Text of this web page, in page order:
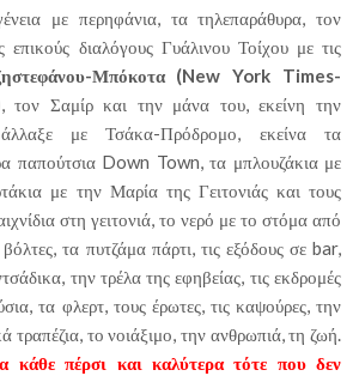
με περηφάνια, τα τηλεπαράθυρα, τον
επικούς διαλόγους Γυάλινου Τοίχου με τις
Μπόκοτα (New York Times-
, τον Σαμίρ και την μάνα του, εκείνη την
με Τσάκα-Πρόδρομο, εκείνα τα
παπούτσια Down Town, τα μπλουζάκια με
με την Μαρία της Γειτονιάς και τους
στη γειτονιά, το νερό με το στόμα από
βόλτες, τα πυτζάμα πάρτι, τις εξόδους σε bar,
την τρέλα της εφηβείας, τις εκδρομές
τα φλερτ, τους έρωτες, τις καψούρες, την
τραπέζια, το νοιάξιμο, την ανθρωπιά, τη ζωή.
κάθε πέρσι και καλύτερα τότε που δεν